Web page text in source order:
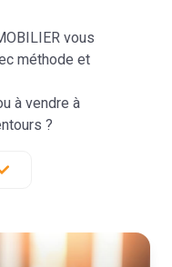
vous
méthode et
à vendre à
?
satisfaire les
s'est développée
ses environs. De